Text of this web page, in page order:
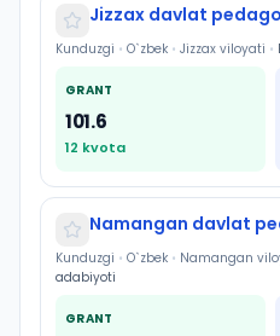
Jizzax davlat
Kunduzgi • O`zbek • Jizzax viloyati •
GRANT
101.6
12 kvota
Namangan davlat
Kunduzgi • O`zbek • Namangan
adabiyoti
GRANT